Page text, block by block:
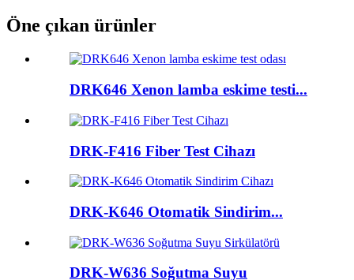
Öne çıkan ürünler
DRK646 Xenon lamba eskime testi...
DRK-F416 Fiber Test Cihazı
DRK-K646 Otomatik Sindirim...
DRK-W636 Soğutma Suyu